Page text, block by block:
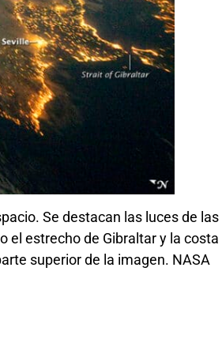
Se destacan las luces de las
el estrecho de Gibraltar y la costa
superior de la imagen. NASA